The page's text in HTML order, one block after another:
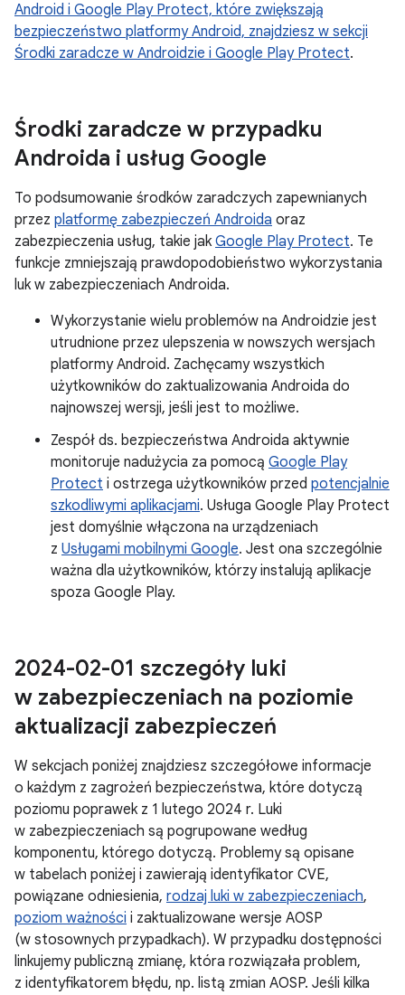
Android i Google Play Protect, które zwiększają
bezpieczeństwo platformy Android, znajdziesz w sekcji
Środki zaradcze w Androidzie i Google Play Protect.
Środki zaradcze w przypadku
Androida i usług Google
To podsumowanie środków zaradczych zapewnianych
przez platformę zabezpieczeń Androida oraz
zabezpieczenia usług, takie jak Google Play Protect. Te
funkcje zmniejszają prawdopodobieństwo wykorzystania
luk w zabezpieczeniach Androida.
Wykorzystanie wielu problemów na Androidzie jest
utrudnione przez ulepszenia w nowszych wersjach
platformy Android. Zachęcamy wszystkich
użytkowników do zaktualizowania Androida do
najnowszej wersji, jeśli jest to możliwe.
Zespół ds. bezpieczeństwa Androida aktywnie
monitoruje nadużycia za pomocą Google Play
Protect i ostrzega użytkowników przed potencjalnie
szkodliwymi aplikacjami. Usługa Google Play Protect
jest domyślnie włączona na urządzeniach
z Usługami mobilnymi Google. Jest ona szczególnie
ważna dla użytkowników, którzy instalują aplikacje
spoza Google Play.
2024-02-01 szczegóły luki
w zabezpieczeniach na poziomie
aktualizacji zabezpieczeń
W sekcjach poniżej znajdziesz szczegółowe informacje
o każdym z zagrożeń bezpieczeństwa, które dotyczą
poziomu poprawek z 1 lutego 2024 r. Luki
w zabezpieczeniach są pogrupowane według
komponentu, którego dotyczą. Problemy są opisane
w tabelach poniżej i zawierają identyfikator CVE,
powiązane odniesienia, rodzaj luki w zabezpieczeniach,
poziom ważności i zaktualizowane wersje AOSP
(w stosownych przypadkach). W przypadku dostępności
linkujemy publiczną zmianę, która rozwiązała problem,
z identyfikatorem błędu, np. listą zmian AOSP. Jeśli kilka